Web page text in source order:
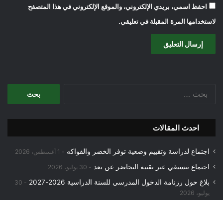
احفظ اسمي، بريدي الإلكتروني، والموقع الإلكتروني في هذا المتصفح
لاستخدامها المرة المقبلة في تعليقي.
احدث المقالات
اجتماع لدراسة وتقييم وضعية توفر الخضر والفواكه 1 أغسطس، 2026
اجتماع تنسيقي عبر تقنية التحاضر عن بعد 30 يوليو، 2026
بلاغ حول رزنامة الدخول المدرسي للسنة الدراسية 2026-2027
30
يوليو، 2026